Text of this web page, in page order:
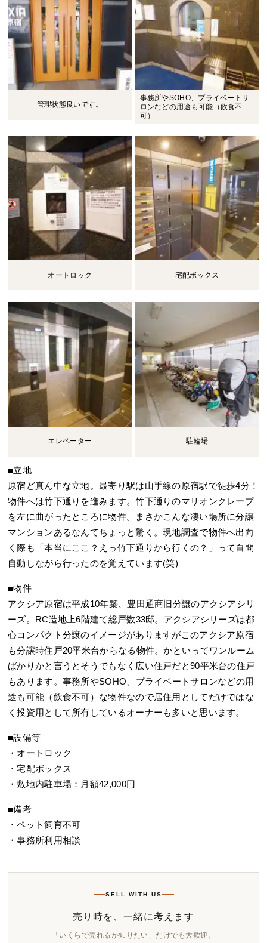
管理状態良いです。
事務所やSOHO、プライベートサ
ロンなどの用途も可能（飲食不
可）
オートロック 宅配ボックス
エレベーター 駐輪場
■立地
原宿ど真ん中な立地。最寄り駅は山手線の原宿駅で徒歩4分！
物件へは竹下通りを進みます。竹下通りのマリオンクレープ
を左に曲がったところに物件。まさかこんな凄い場所に分譲
マンションあるなんてちょっと驚く。現地調査で物件へ出向
く際も「本当にここ？えっ竹下通りから行くの？」って自問
自動しながら行ったのを覚えています(笑)
■物件
アクシア原宿は平成10年築、豊田通商旧分譲のアクシアシリ
ーズ。RC造地上6階建て総戸数33邸。アクシアシリーズは都
心コンパクト分譲のイメージがありますがこのアクシア原宿
も分譲時住戸20平米台からなる物件。かといってワンルーム
ばかりかと言うとそうでもなく広い住戸だと90平米台の住戸
もあります。事務所やSOHO、プライベートサロンなどの用
途も可能（飲食不可）な物件なので居住用としてだけではな
く投資用として所有しているオーナーも多いと思います。
■設備等
・オートロック
・宅配ボックス
・敷地内駐車場：月額42,000円
■備考
・ペット飼育不可
・事務所利用相談
SELL WITH US
売り時を、一緒に考えます
「いくらで売れるか知りたい」だけでも大歓迎。